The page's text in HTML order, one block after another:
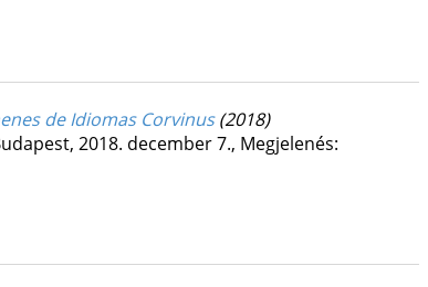
de Idiomas Corvinus (2018)
2018. december 7., Megjelenés: